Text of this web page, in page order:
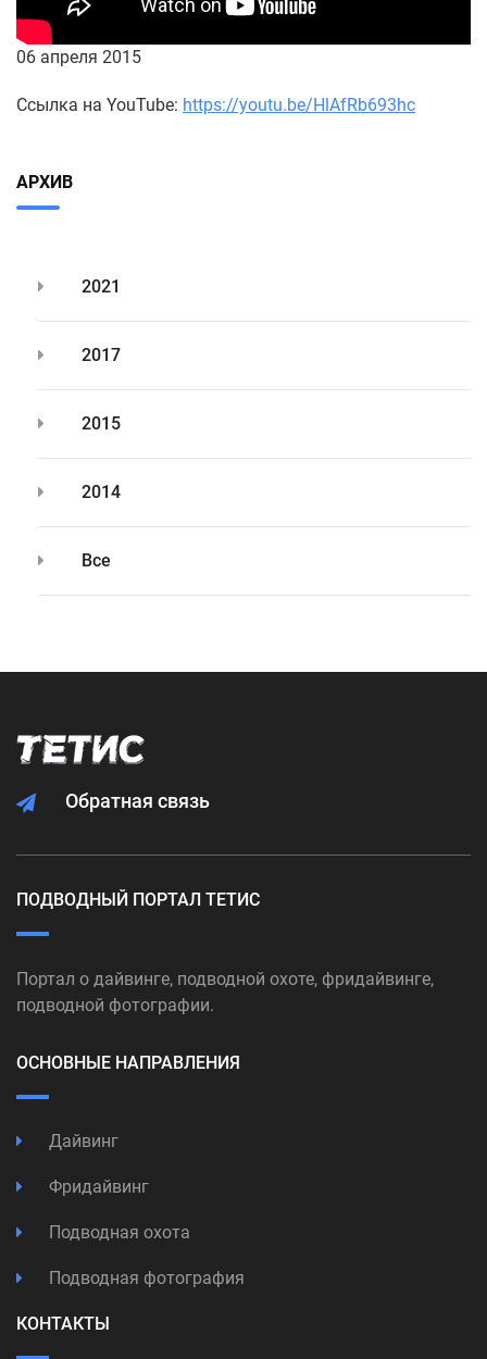
06 апреля 2015
Ссылка на YouTube: https://youtu.be/HlAfRb693hc
АРХИВ
2021
2017
2015
2014
Все
Обратная связь
ПОДВОДНЫЙ ПОРТАЛ ТЕТИС
Портал о дайвинге, подводной охоте, фридайвинге,
подводной фотографии.
ОСНОВНЫЕ НАПРАВЛЕНИЯ
Дайвинг
Фридайвинг
Подводная охота
Подводная фотография
КОНТАКТЫ